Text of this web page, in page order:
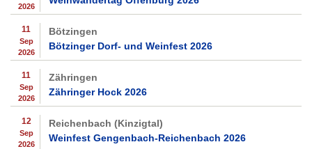
2026
11
Sep
2026
Bötzingen
Bötzinger Dorf- und Weinfest 2026
11
Sep
2026
Zähringen
Zähringer Hock 2026
12
Sep
2026
Reichenbach (Kinzigtal)
Weinfest Gengenbach-Reichenbach 2026